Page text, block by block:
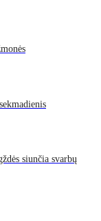
siunčia svarbų